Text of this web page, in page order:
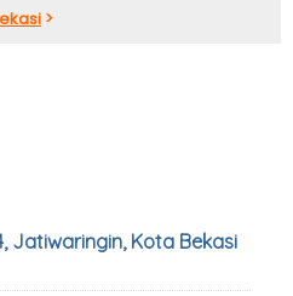
>
Jatiwaringin, Kota Bekasi